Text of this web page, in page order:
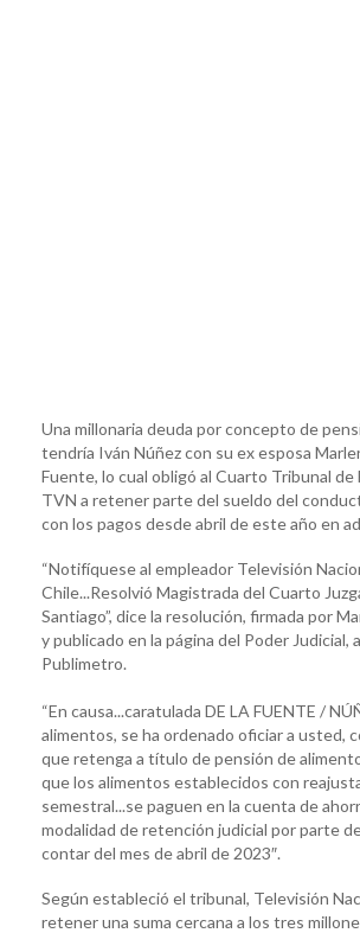
Una millonaria deuda por concepto de
tendría Iván Núñez con su ex esposa
Fuente, lo cual obligó al Cuarto Tribunal de
TVN a retener parte del sueldo del
con los pagos desde abril de este año en
“Notifíquese al empleador Televisión
Chile...Resolvió Magistrada del Cuarto
Santiago”, dice la resolución, firmada por
y publicado en la página del Poder Judicial,
Publimetro.
“En causa...caratulada DE LA FUENTE /
alimentos, se ha ordenado oficiar a usted,
que retenga a título de pensión de
que los alimentos establecidos con
semestral...se paguen en la cuenta de
modalidad de retención judicial por parte
contar del mes de abril de 2023″.
Según estableció el tribunal, Televisión
retener una suma cercana a los tres